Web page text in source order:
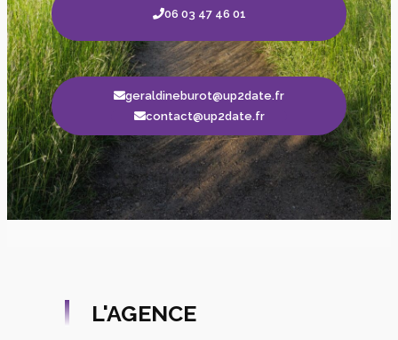
06 03 47 46 01
geraldineburot@up2date.fr
contact@up2date.fr
L'AGENCE